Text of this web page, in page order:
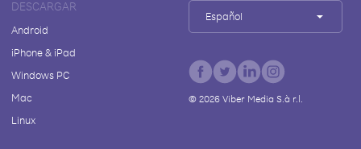
DESCARGAR
Android
iPhone & iPad
Windows PC
Mac
Linux
Español
© 2026Viber Media S.à r.l.